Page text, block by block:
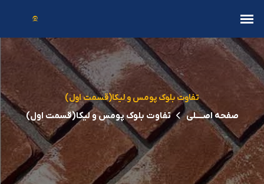
تفاوت بلوک پومس و لیکا(قسمت اول)
صفحه اصــــلی تفاوت بلوک پومس و لیکا(قسمت اول)